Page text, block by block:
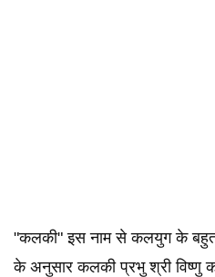
"कलकी" इस नाम से कलयुग के बहुत
के अनुसार कलकी प्रभु श्री विष्णु